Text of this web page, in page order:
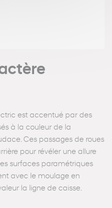
est accentué par des
à la couleur de la
Ces passages de roues
pour révéler une allure
surfaces paramétriques
avec le moulage en
la ligne de caisse.